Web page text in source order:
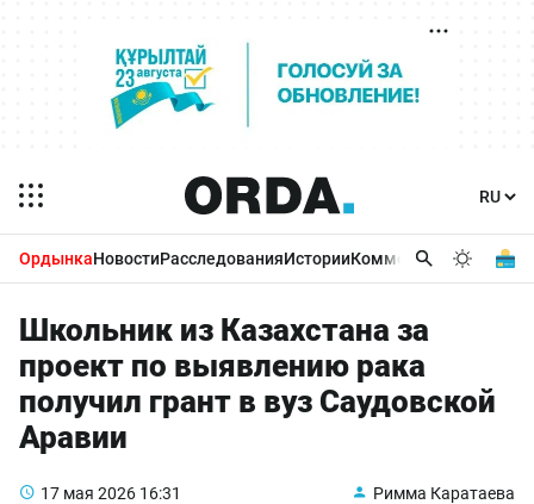
ОрдынкаНовостиРасследованияИсторииКомментарииБизнес
Школьник из Казахстана за
проект по выявлению рака
получил грант в вуз Саудовской
Аравии
17 мая 2026 16:31 Римма Каратаева